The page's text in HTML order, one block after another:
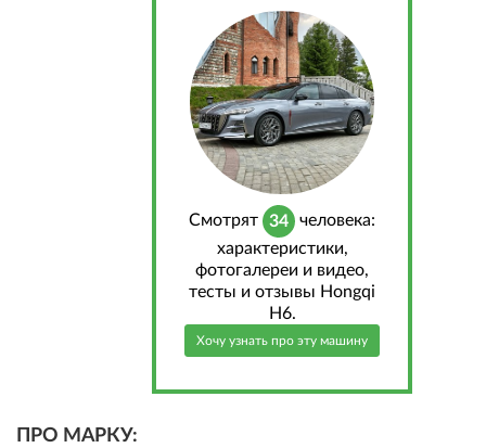
Cмотрят 34
человека:
характеристики,
фотогалереи и видео,
тесты и отзывы Hongqi
H6.
Хочу узнать про эту машину
ПРО МАРКУ: